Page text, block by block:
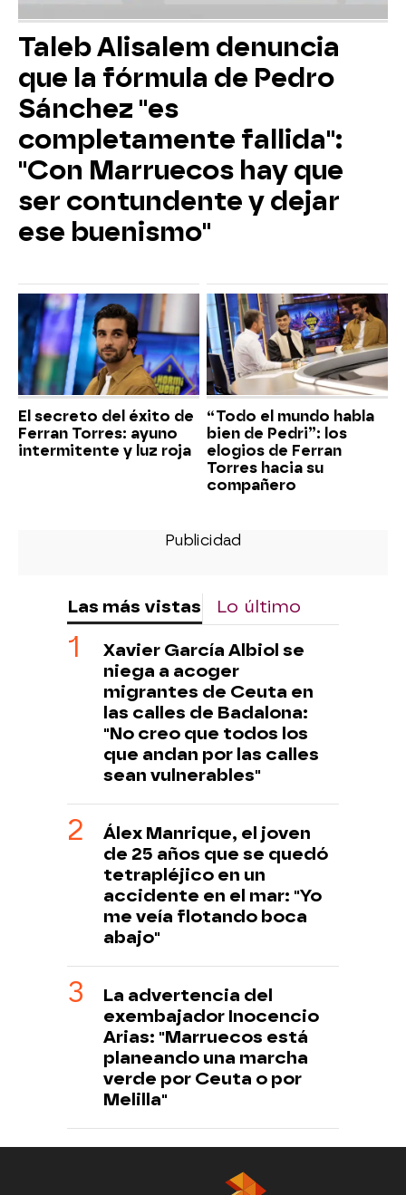
Taleb Alisalem denuncia
que la fórmula de Pedro
Sánchez "es
completamente fallida":
"Con Marruecos hay que
ser contundente y dejar
ese buenismo"
El secreto del éxito de
Ferran Torres: ayuno
intermitente y luz roja
“Todo el mundo habla
bien de Pedri”: los
elogios de Ferran
Torres hacia su
compañero
Las más vistas Lo último
Xavier García Albiol se
niega a acoger
migrantes de Ceuta en
las calles de Badalona:
"No creo que todos los
que andan por las calles
sean vulnerables"
Álex Manrique, el joven
de 25 años que se quedó
tetrapléjico en un
accidente en el mar: "Yo
me veía flotando boca
abajo"
La advertencia del
exembajador Inocencio
Arias: "Marruecos está
planeando una marcha
verde por Ceuta o por
Melilla"